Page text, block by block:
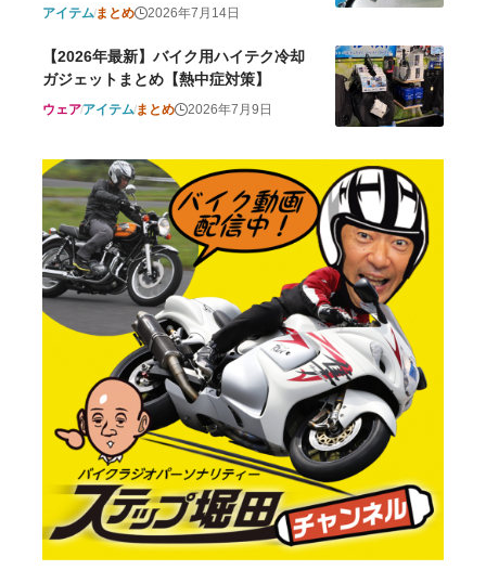
アイテムまとめ 2026年7月14日
【2026年最新】バイク用ハイテク冷却
ガジェットまとめ【熱中症対策】
ウェアアイテムまとめ 2026年7月9日